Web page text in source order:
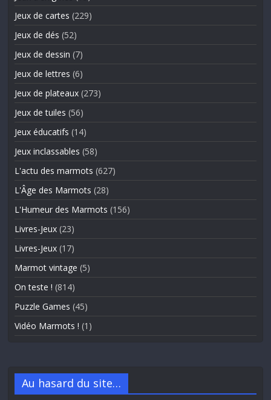
Jeux de cartes (229)
Jeux de dés (52)
Jeux de dessin (7)
Jeux de lettres (6)
Jeux de plateaux (273)
Jeux de tuiles (56)
Jeux éducatifs (14)
Jeux inclassables (58)
L'actu des marmots (627)
L'Âge des Marmots (28)
L'Humeur des Marmots (156)
Livres-Jeux (23)
Livres-Jeux (17)
Marmot vintage (5)
On teste ! (814)
Puzzle Games (45)
Vidéo Marmots ! (1)
Au hasard du site…